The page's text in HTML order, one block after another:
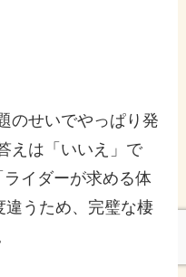
のせいでやっぱり発
えは「いいえ」で
イダーが求める体
違うため、完璧な棲